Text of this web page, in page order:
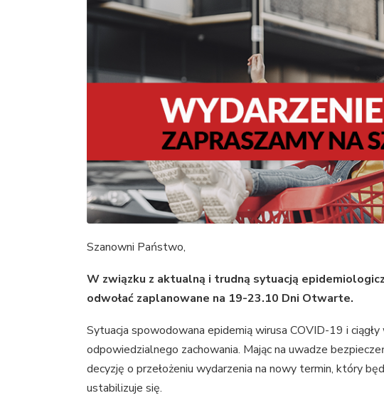
Szanowni Państwo,
W związku z aktualną i trudną sytuacją
odwołać zaplanowane na 19-23.10 Dni Otwarte.
Sytuacja spowodowana epidemią wirusa COVID-19 i
odpowiedzialnego zachowania. Mając na uwadze
decyzję o przełożeniu wydarzenia na nowy termin, który
ustabilizuje się.